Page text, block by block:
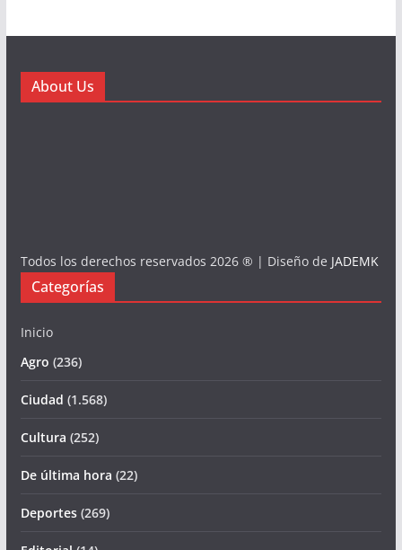
About Us
Todos los derechos reservados 2026 ® | Diseño de JADEMK
Categorías
Inicio
Agro (236)
Ciudad (1.568)
Cultura (252)
De última hora (22)
Deportes(269)